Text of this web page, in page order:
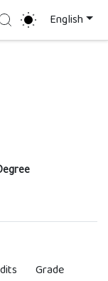
Search English
Grade